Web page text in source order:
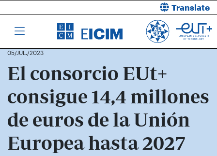
Translate
05/JUL./2023
El consorcio EUt+
consigue 14,4 millones
de euros de la Unión
Europea hasta 2027